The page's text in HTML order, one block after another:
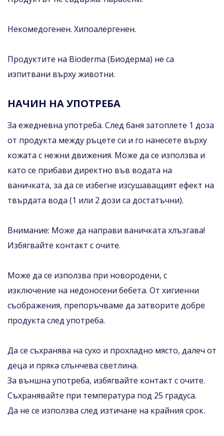
Некомедогенен. Хипоалергенен.
Продуктите на Bioderma (Биодерма) не са
изпитвани върху животни.
НАЧИН НА УПОТРЕБА
За ежедневна употреба. След баня затоплете 1 доза
от продукта между ръцете си и го нанесете върху
кожата с нежни движения. Може да се използва и
като се прибави директно във водата на
ваничката, за да се избегне изсушаващият ефект на
твърдата вода (1 или 2 дози са достатъчни).
Внимание: Може да направи ваничката хлъзгава!
Избягвайте контакт с очите.
Може да се използва при новородени, с
изключение на недоносени бебета. От хигиенни
съображения, препоръчваме да затворите добре
продукта след употреба.
Да се съхранява на сухо и прохладно място, далеч от
деца и пряка слънчева светлина.
За външна употреба, избягвайте контакт с очите.
Съхранявайте при температура под 25 градуса.
Да не се използва след изтичане на крайния срок.